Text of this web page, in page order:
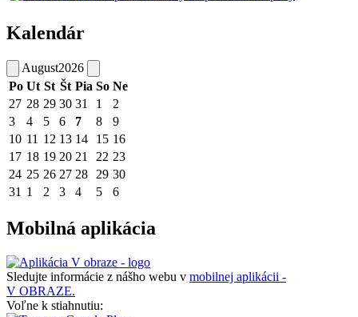
Kalendár
August2026
Po Ut St Št Pia So Ne
27 28 29 30 31 1
2
3
4 5 6 7 8
9
10 11 12 13 14 15 16
17 18 19 20 21 22 23
24 25 26 27 28 29 30
31 1 2 3 4 5 6
Mobilná aplikácia
Sledujte informácie z nášho webu v mobilnej aplikácii -
V OBRAZE.
Voľne k stiahnutiu: